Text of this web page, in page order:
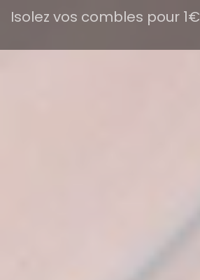
Isolez vos combles pour 1€